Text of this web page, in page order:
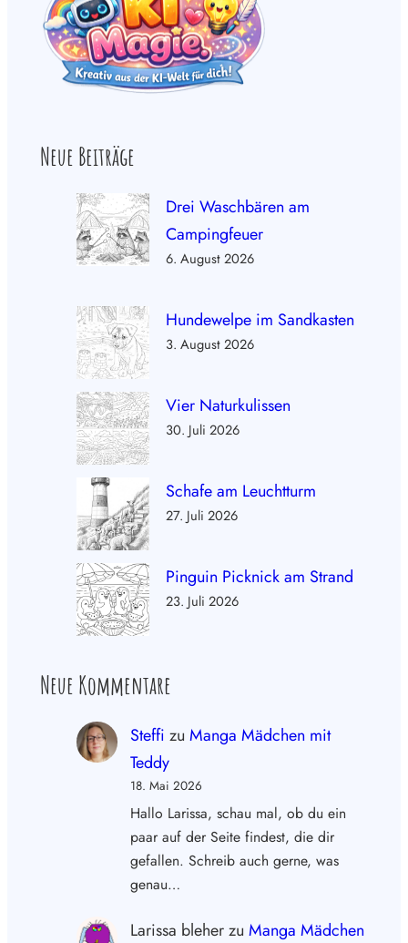
Neue Beiträge
Drei Waschbären am
Campingfeuer
6. August 2026
Hundewelpe im Sandkasten
3. August 2026
Vier Naturkulissen
30. Juli 2026
Schafe am Leuchtturm
27. Juli 2026
Pinguin Picknick am Strand
23. Juli 2026
Neue Kommentare
Steffi zu Manga Mädchen mit
Teddy
18. Mai 2026
Hallo Larissa, schau mal, ob du ein
paar auf der Seite findest, die dir
gefallen. Schreib auch gerne, was
genau…
Larissa bleherzu Manga Mädchen